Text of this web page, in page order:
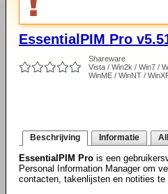
EssentialPIM Pro
Shareware
Vista / Win2k / Win7 /
WinME / WinNT /
Beschrijving Informatie
EssentialPIM Pro is een
Personal Information Manager om
contacten, takenlijsten en notities te